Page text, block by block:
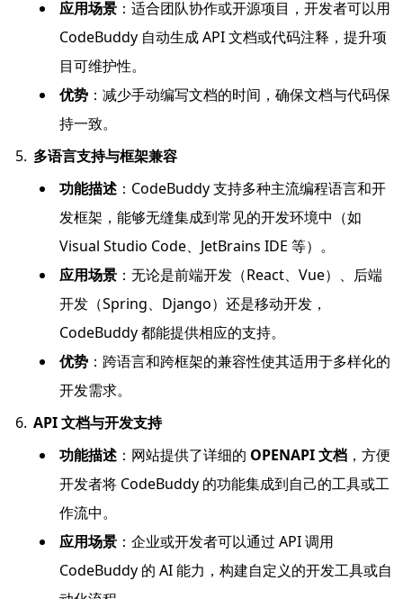
应用场景：适合团队协作或开源项目，开发者可以用
CodeBuddy 自动生成 API 文档或代码注释，提升项
目可维护性。
优势：减少手动编写文档的时间，确保文档与代码保
持一致。
多语言支持与框架兼容
功能描述：CodeBuddy 支持多种主流编程语言和开
发框架，能够无缝集成到常见的开发环境中（如
Visual Studio Code、JetBrains IDE 等）。
应用场景：无论是前端开发（React、Vue）、后端
开发（Spring、Django）还是移动开发，
CodeBuddy 都能提供相应的支持。
优势：跨语言和跨框架的兼容性使其适用于多样化的
开发需求。
API 文档与开发支持
功能描述：网站提供了详细的 OPENAPI 文档，方便
开发者将 CodeBuddy 的功能集成到自己的工具或工
作流中。
应用场景：企业或开发者可以通过 API 调用
CodeBuddy 的 AI 能力，构建自定义的开发工具或自